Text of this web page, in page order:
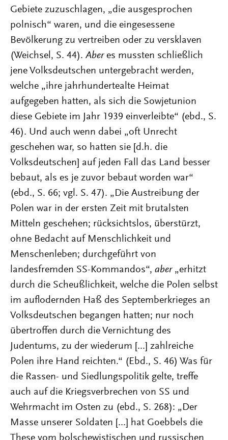
Gebiete zuzuschlagen, „die ausgesprochen
polnisch“ waren, und die eingesessene
Bevölkerung zu vertreiben oder zu versklaven
(Weichsel, S. 44). Aberes mussten schließlich
jene Volksdeutschen untergebracht werden,
welche „ihre jahrhundertealte Heimat
aufgegeben hatten, als sich die Sowjetunion
diese Gebiete im Jahr 1939 einverleibte“ (ebd., S.
46). Und auch wenn dabei „oft Unrecht
geschehen war, so hatten sie [d.h. die
Volksdeutschen] auf jeden Fall das Land besser
bebaut, als es je zuvor bebaut worden war“
(ebd., S. 66; vgl. S. 47). „Die Austreibung der
Polen war in der ersten Zeit mit brutalsten
Mitteln geschehen; rücksichtslos, überstürzt,
ohne Bedacht auf Menschlichkeit und
Menschenleben; durchgeführt von
landesfremden SS-Kommandos“, aber„erhitzt
durch die Scheußlichkeit, welche die Polen selbst
im auflodernden Haß des Septemberkrieges an
Volksdeutschen begangen hatten; nur noch
übertroffen durch die Vernichtung des
Judentums, zu der wiederum [...] zahlreiche
Polen ihre Hand reichten.“ (Ebd., S. 46) Was für
die Rassen- und Siedlungspolitik gelte, treffe
auch auf die Kriegsverbrechen von SS und
Wehrmacht im Osten zu (ebd., S. 268): „Der
Masse unserer Soldaten [...] hat Goebbels die
These vom bolschewistischen und russischen